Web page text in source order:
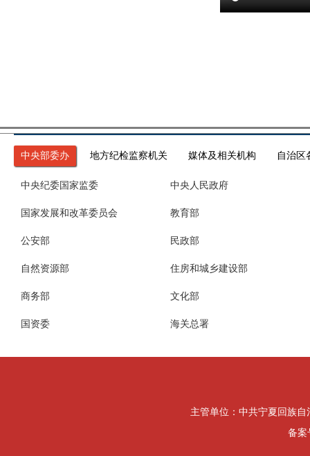
中央部委办 地方纪检监察机关 媒体及相关机构 自治区
中央纪委国家监委 中央人民政府
国家发展和改革委员会 教育部
公安部 民政部
自然资源部 住房和城乡建设部
商务部 文化部
国资委 海关总署
主管单位：中共宁夏回族自
备案